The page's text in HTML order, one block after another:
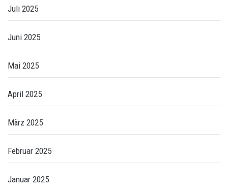
Juli 2025
Juni 2025
Mai 2025
April 2025
März 2025
Februar 2025
Januar 2025